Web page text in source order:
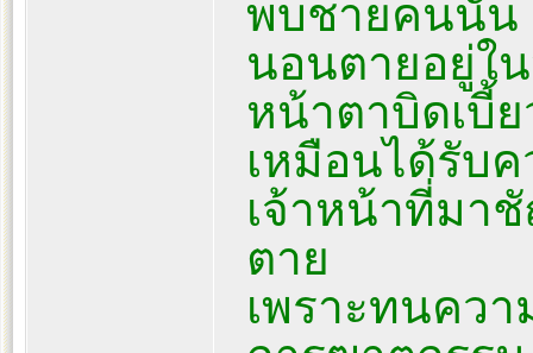
พบชายคนนั้น
นอนตายอยู่ใ
หน้าตาบิดเบี้ย
เหมือนได้รับ
เจ้าหน้าที่มา
ตาย
เพราะทนคว